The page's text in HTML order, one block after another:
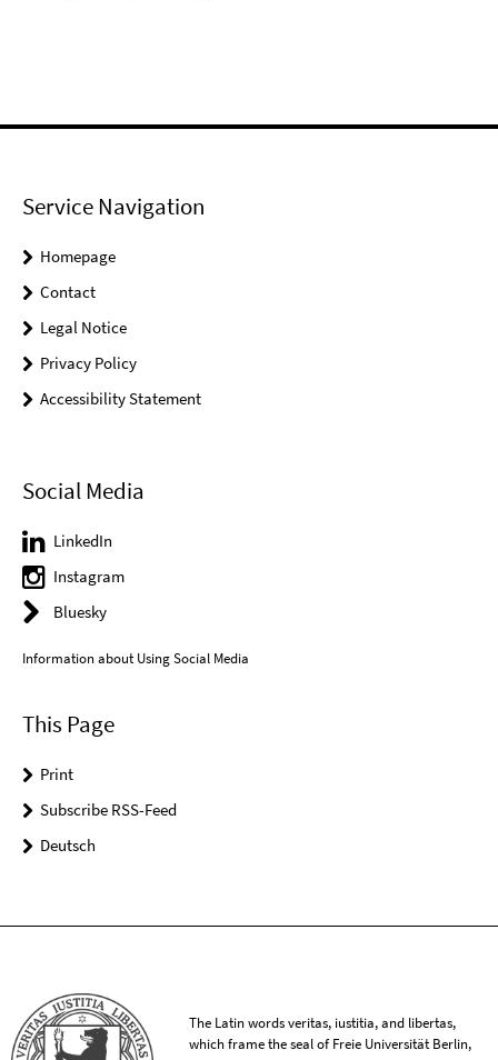
Service Navigation
Homepage
Contact
Legal Notice
Privacy Policy
Accessibility Statement
Social Media
LinkedIn
Instagram
Bluesky
Information about Using Social Media
This Page
Print
Subscribe RSS-Feed
Deutsch
The Latin words veritas, iustitia, and libertas,
which frame the seal of Freie Universität Berlin,